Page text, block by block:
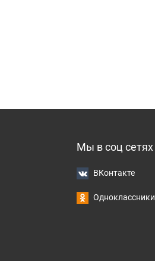
Мы в соц сетях
ВКонтакте
Одноклассники